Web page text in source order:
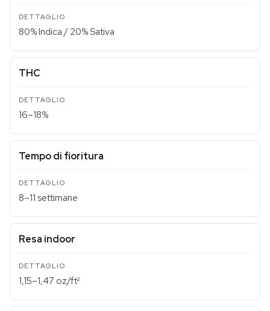
80% Indica / 20% Sativa
THC
16–18%
Tempo di fioritura
8–11 settimane
Resa indoor
1,15–1,47 oz/ft²